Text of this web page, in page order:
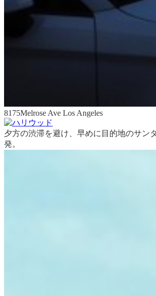
8175Melrose Ave Los Angeles
夕方の渋滞を避け、早めに目的地のサン
発。